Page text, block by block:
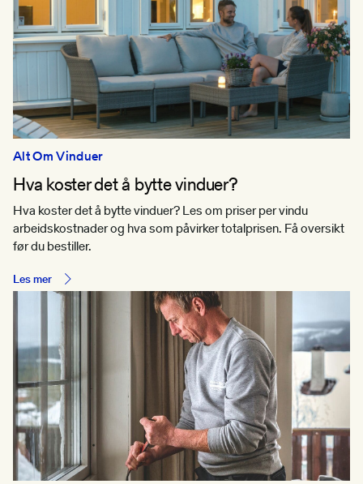
Alt Om Vinduer
Hva koster det å bytte vinduer?
Hva koster det å bytte vinduer? Les om priser per vindu
arbeidskostnader og hva som påvirker totalprisen. Få oversikt
før du bestiller.
Les mer